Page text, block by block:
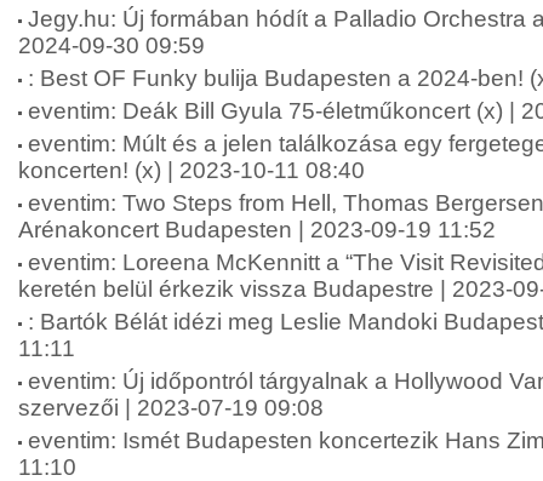
Jegy.hu: Új formában hódít a Palladio Orchestra
2024-09-30 09:59
: Best OF Funky bulija Budapesten a 2024-ben!
eventim: Deák Bill Gyula 75-életműkoncert (x) |
eventim: Múlt és a jelen találkozása egy
koncerten! (x) | 2023-10-11 08:40
eventim: Two Steps from Hell, Thomas
Arénakoncert Budapesten | 2023-09-19 11:52
eventim: Loreena McKennitt a “The Visit
keretén belül érkezik vissza Budapestre | 2023-
: Bartók Bélát idézi meg Leslie Mandoki
11:11
eventim: Új időpontról tárgyalnak a Hollywood
szervezői | 2023-07-19 09:08
eventim: Ismét Budapesten koncertezik Hans
11:10